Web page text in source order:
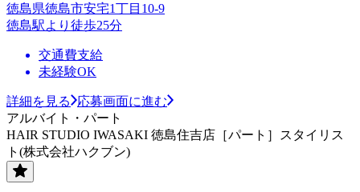
徳島県徳島市安宅1丁目10-9
徳島駅より徒歩25分
交通費支給
未経験OK
詳細を見る
応募画面に進む
アルバイト・パート
HAIR STUDIO IWASAKI 徳島住吉店［パート］スタイリス
ト(株式会社ハクブン)